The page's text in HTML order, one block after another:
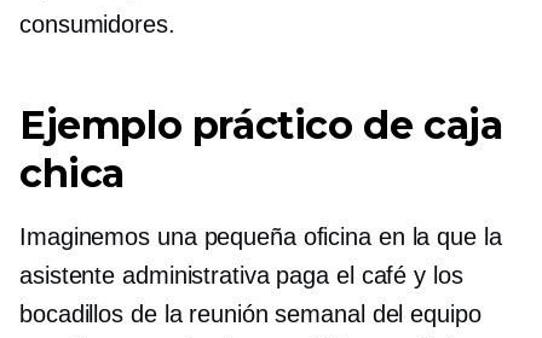
consumidores.
Ejemplo práctico de caja
chica
Imaginemos una pequeña oficina en la que la
asistente administrativa paga el café y los
bocadillos de la reunión semanal del equipo